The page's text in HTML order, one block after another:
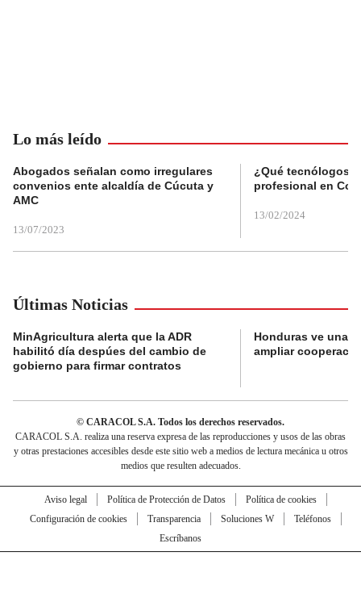
Lo más leído
Abogados señalan como irregulares
convenios ente alcaldía de Cúcuta y
AMC
13/07/2023
¿Qué tecnólogos
profesional en
13/02/2024
Últimas Noticias
MinAgricultura alerta que la ADR
habilitó día despúes del cambio de
gobierno para firmar contratos
Honduras ve una
ampliar
© CARACOL S.A. Todos los derechos reservados.
CARACOL S.A. realiza una reserva expresa de las reproducciones y usos de las obras
y otras prestaciones accesibles desde este sitio web a medios de lectura mecánica u otros
medios que resulten adecuados.
Aviso legal Política de Protección de Datos
Política de cookies
Configuración de cookies
Transparencia Soluciones W
Teléfonos
Escríbanos